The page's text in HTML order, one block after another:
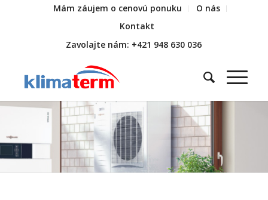
Mám záujem o cenovú ponuku
O nás
Kontakt
Zavolajte nám: +421 948 630 036